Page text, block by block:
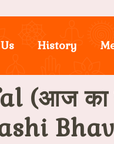
History
(आज का